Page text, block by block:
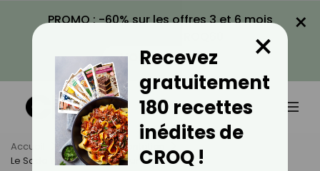
PROMO : -60% sur les offres 3 et 6 mois
VOIR LA PROMO
×
Accueil Actus
Alimentation
Le Soda Yass Est-Il Bon Pour La Santé ?
Recevez
gratuitement
180 recettes
inédites de
CROQ !
×